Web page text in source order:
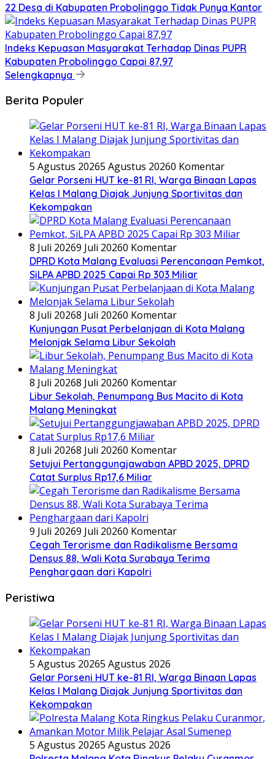
22 Desa di Kabupaten Probolinggo Tidak Punya Kantor
Indeks Kepuasan Masyarakat Terhadap Dinas PUPR
Kabupaten Probolinggo Capai 87,97
Selengkapnya
Berita Populer
5 Agustus 20265 Agustus 20260 Komentar
Gelar Porseni HUT ke-81 RI, Warga Binaan Lapas
Kelas I Malang Diajak Junjung Sportivitas dan
Kekompakan
8 Juli 20269 Juli 20260 Komentar
DPRD Kota Malang Evaluasi Perencanaan Pemkot,
SiLPA APBD 2025 Capai Rp 303 Miliar
8 Juli 20268 Juli 20260 Komentar
Kunjungan Pusat Perbelanjaan di Kota Malang
Melonjak Selama Libur Sekolah
8 Juli 20268 Juli 20260 Komentar
Libur Sekolah, Penumpang Bus Macito di Kota
Malang Meningkat
8 Juli 20268 Juli 20260 Komentar
Setujui Pertanggungjawaban APBD 2025, DPRD
Catat Surplus Rp17,6 Miliar
9 Juli 20269 Juli 20260 Komentar
Cegah Terorisme dan Radikalisme Bersama
Densus 88, Wali Kota Surabaya Terima
Penghargaan dari Kapolri
Peristiwa
5 Agustus 20265 Agustus 2026
Gelar Porseni HUT ke-81 RI, Warga Binaan Lapas
Kelas I Malang Diajak Junjung Sportivitas dan
Kekompakan
5 Agustus 20265 Agustus 2026